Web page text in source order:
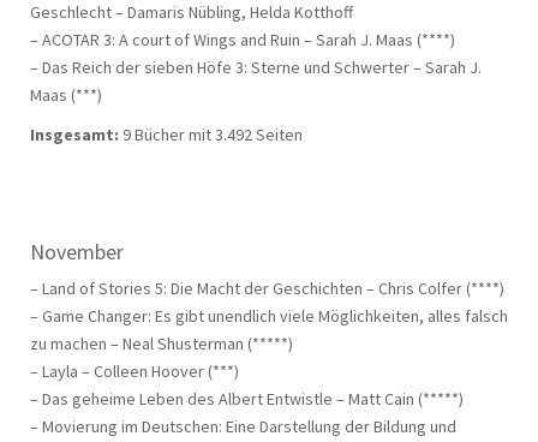
Geschlecht – Damaris Nübling, Helda Kotthoff
– ACOTAR 3: A court of Wings and Ruin – Sarah J. Maas (****)
– Das Reich der sieben Höfe 3: Sterne und Schwerter – Sarah J.
Maas (***)
Insgesamt: 9 Bücher mit 3.492 Seiten
November
– Land of Stories 5: Die Macht der Geschichten – Chris Colfer (****)
– Game Changer: Es gibt unendlich viele Möglichkeiten, alles falsch
zu machen – Neal Shusterman (*****)
– Layla – Colleen Hoover (***)
– Das geheime Leben des Albert Entwistle – Matt Cain (*****)
– Movierung im Deutschen: Eine Darstellung der Bildung und